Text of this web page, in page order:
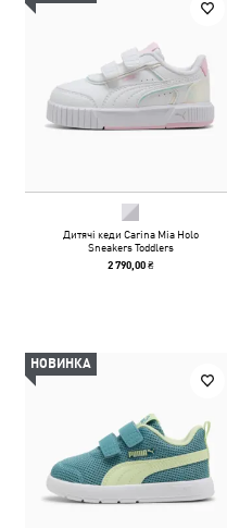
Дитячі кеди Carina Mia Holo
Sneakers Toddlers
2 790,00 ₴
НОВИНКА